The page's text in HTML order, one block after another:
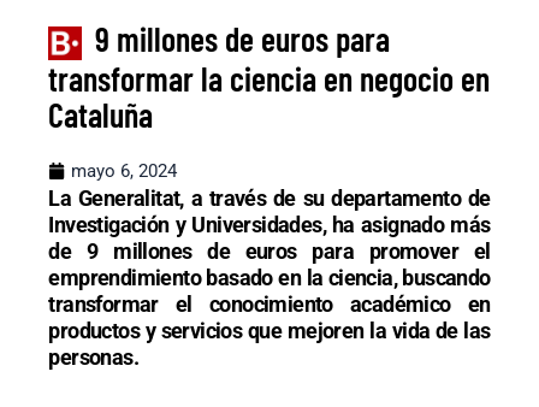
9 millones de euros para
transformar la ciencia en negocio en
Cataluña
mayo 6, 2024
La Generalitat, a través de su departamento de
Investigación y Universidades, ha asignado más
de 9 millones de euros para promover el
emprendimiento basado en la ciencia, buscando
transformar el conocimiento académico en
productos y servicios que mejoren la vida de las
personas.